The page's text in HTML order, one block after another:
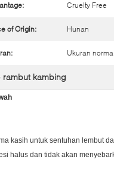
Cruelty Free
of Origin: Hunan
Ukuran normal
rambut kambing
kasih untuk sentuhan lembut
halus dan tidak akan